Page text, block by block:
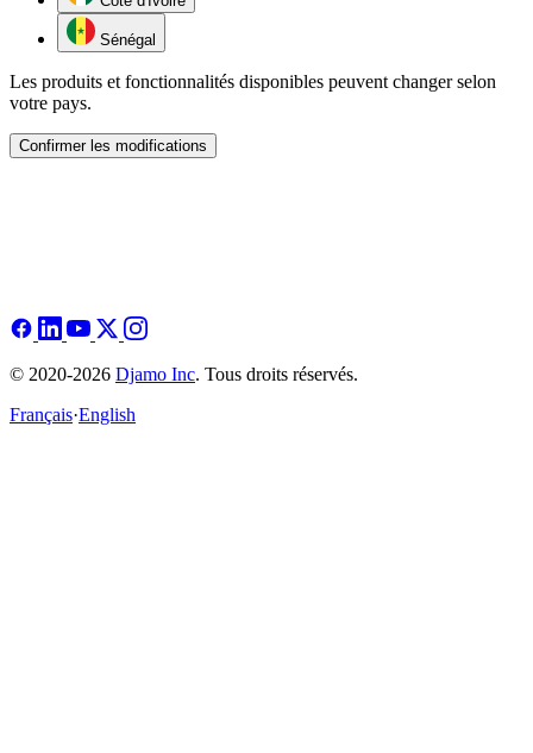
Sénégal
Les produits et fonctionnalités disponibles peuvent changer selon
votre pays.
Confirmer les modifications
© 2020-2026 Djamo Inc. Tous droits réservés.
Français·English